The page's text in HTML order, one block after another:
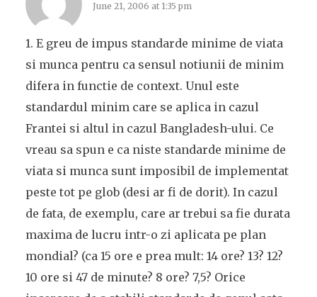
June 21, 2006 at 1:35 pm
1. E greu de impus standarde minime de viata
si munca pentru ca sensul notiunii de minim
difera in functie de context. Unul este
standardul minim care se aplica in cazul
Frantei si altul in cazul Bangladesh-ului. Ce
vreau sa spun e ca niste standarde minime de
viata si munca sunt imposibil de implementat
peste tot pe glob (desi ar fi de dorit). In cazul
de fata, de exemplu, care ar trebui sa fie durata
maxima de lucru intr-o zi aplicata pe plan
mondial? (ca 15 ore e prea mult: 14 ore? 13? 12?
10 ore si 47 de minute? 8 ore? 7,5? Orice